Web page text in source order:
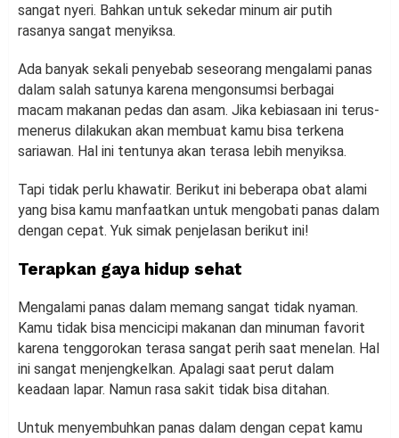
sangat nyeri. Bahkan untuk sekedar minum air putih
rasanya sangat menyiksa.
Ada banyak sekali penyebab seseorang mengalami panas
dalam salah satunya karena mengonsumsi berbagai
macam makanan pedas dan asam. Jika kebiasaan ini terus-
menerus dilakukan akan membuat kamu bisa terkena
sariawan. Hal ini tentunya akan terasa lebih menyiksa.
Tapi tidak perlu khawatir. Berikut ini beberapa obat alami
yang bisa kamu manfaatkan untuk mengobati panas dalam
dengan cepat. Yuk simak penjelasan berikut ini!
Terapkan gaya hidup sehat
Mengalami panas dalam memang sangat tidak nyaman.
Kamu tidak bisa mencicipi makanan dan minuman favorit
karena tenggorokan terasa sangat perih saat menelan. Hal
ini sangat menjengkelkan. Apalagi saat perut dalam
keadaan lapar. Namun rasa sakit tidak bisa ditahan.
Untuk menyembuhkan panas dalam dengan cepat kamu